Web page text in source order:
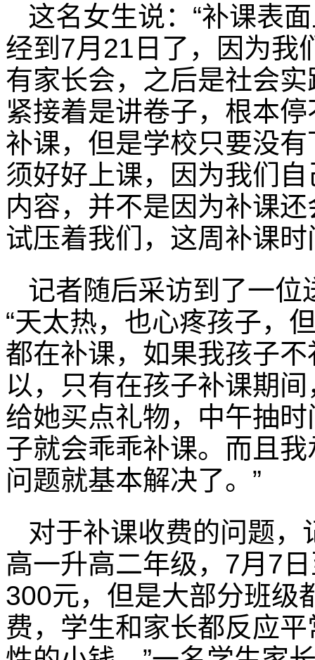
这名女生说：“补课表
经到7月21日了，因为我
有家长会，之后是社会
紧接着是讲卷子，根本
补课，但是学校只要没
须好好上课，因为我们
内容，并不是因为补课
试压着我们，这周补课
记者随后采访到了一位
“天太热，也心疼孩子，
都在补课，如果我孩子
以，只有在孩子补课期
给她买点礼物，中午抽
子就会乖乖补课。而且
问题就基本解决了。”
对于补课收费的问题
高一升高二年级，7月7
300元，但是大部分班级
费，学生和家长都反应